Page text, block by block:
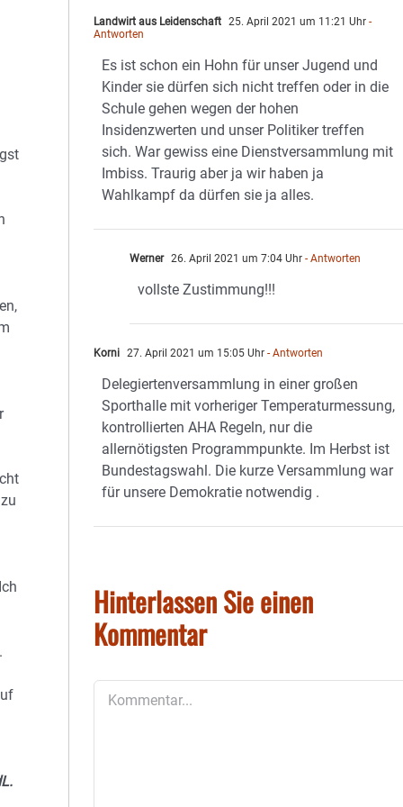
Landwirt aus Leidenschaft 25. April 2021 um 11:21 Uhr -
Antworten
Es ist schon ein Hohn für unser Jugend und
Kinder sie dürfen sich nicht treffen oder in die
Schule gehen wegen der hohen
Insidenzwerten und unser Politiker treffen
sich. War gewiss eine Dienstversammlung mit
Imbiss. Traurig aber ja wir haben ja
Wahlkampf da dürfen sie ja alles.
Werner 26. April 2021 um 7:04 Uhr - Antworten
vollste Zustimmung!!!
Korni 27. April 2021 um 15:05 Uhr - Antworten
Delegiertenversammlung in einer großen
Sporthalle mit vorheriger Temperaturmessung,
kontrollierten AHA Regeln, nur die
allernötigsten Programmpunkte. Im Herbst ist
Bundestagswahl. Die kurze Versammlung war
für unsere Demokratie notwendig .
Hinterlassen Sie einen
Kommentar